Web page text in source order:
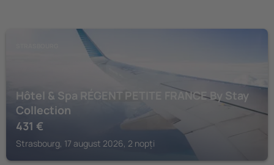
Hôtel & Spa RÉGENT PETITE FRANCE By Stay
Collection
431 €
Strasbourg, 17 august 2026, 2 nopți